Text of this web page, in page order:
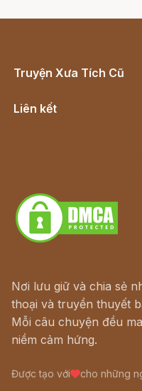
Truyện Xưa Tích Cũ
Liên kết
Nơi lưu giữ và chia sẻ
thoại và truyền thuyết
Mỗi câu chuyện đều
niềm cảm hứng.
Được tạo với cho những